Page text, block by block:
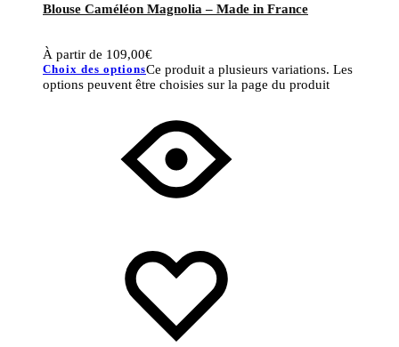
Blouse Caméléon Magnolia – Made in France
À partir de 109,00€
Choix des optionsCe produit a plusieurs variations. Les
options peuvent être choisies sur la page du produit